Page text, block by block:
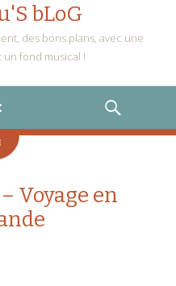
bLoG
des bons plans, avec une
fond musical !
Voyage en